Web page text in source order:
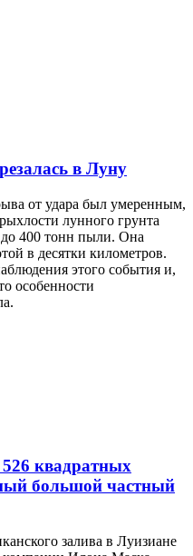
в Луну
от удара был умеренным,
лунного грунта
400 тонн пыли. Она
в десятки километров.
этого события и,
особенности
526 квадратных
большой частный
залива в Луизиане